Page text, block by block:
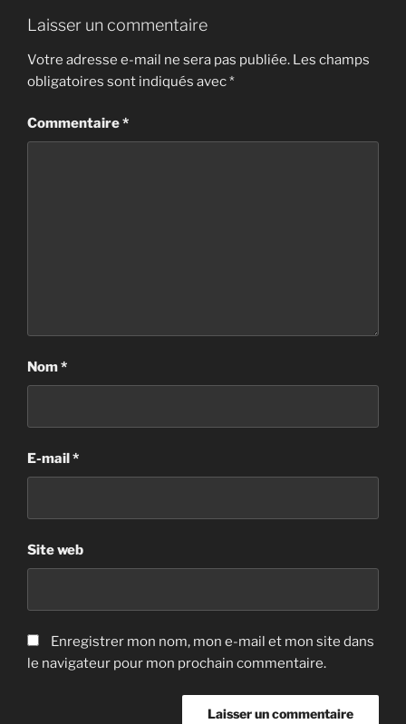
Laisser un commentaire
Votre adresse e-mail ne sera pas publiée. Les champs
obligatoires sont indiqués avec*
Commentaire*
Nom*
E-mail*
Site web
Enregistrer mon nom, mon e-mail et mon site dans
le navigateur pour mon prochain commentaire.